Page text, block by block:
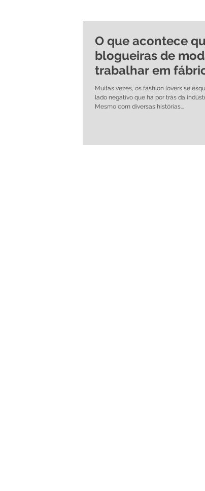
O que acontece
blogueiras de
trabalhar em
têxteis no
Muitas vezes, os fashion lovers se
lado negativo que há por trás da
Mesmo com diversas histórias...